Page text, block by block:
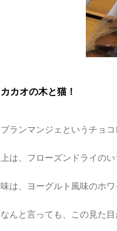
カカオの木と猫！
ブランマンジェというチョ
上は、フローズンドライの
味は、ヨーグルト風味のホ
なんと言っても、この見た